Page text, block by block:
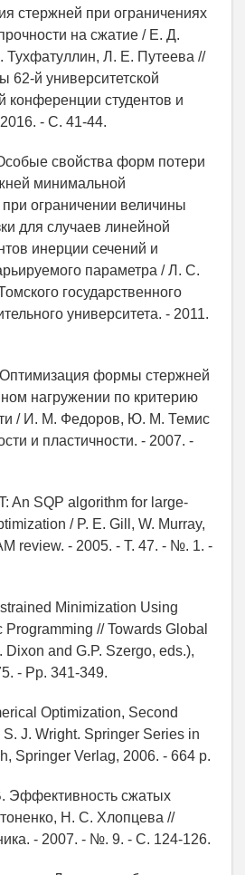
стержней при ограничениях
на сжатие / Е. Д.
Тухфатуллин, Л. Е. Путеева //
62-й университетской
конференции студентов и
- С. 41-44.
свойства форм потери
минимальной
ограничении величины
для случаев линейной
инерции сечений и
параметра / Л. С.
государственного
университета. - 2011.
формы стержней
нагружении по критерию
/ И. М. Федоров, Ю. М. Темис
и пластичности. - 2007. -
An SQP algorithm for large-
/ P. E. Gill, W. Murray,
review. - 2005. - Т. 47. - №. 1. -
Minimization Using
// Towards Global
Dixon and G.P. Szergo, eds.),
- Pp. 341-349.
Optimization, Second
J. Wright. Springer Series in
Springer Verlag, 2006. - 664 p.
Эффективность сжатых
Н. С. Хлопцева //
- 2007. - №. 9. - С. 124-126.